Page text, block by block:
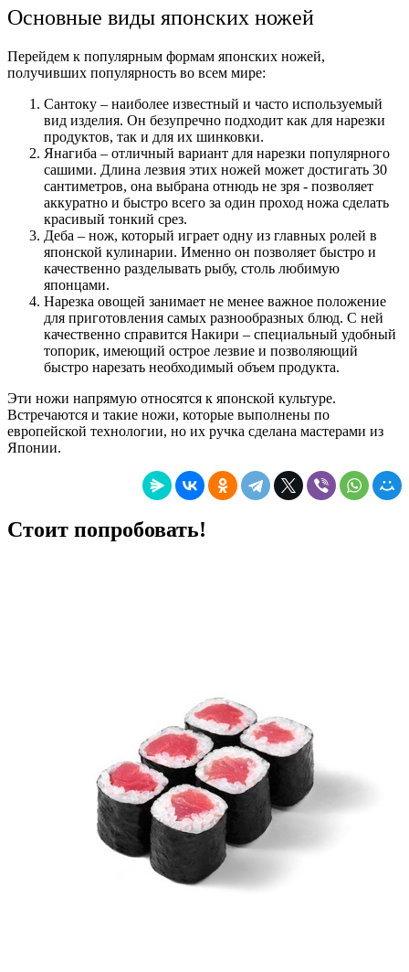
Основные виды японских ножей
Перейдем к популярным формам японских ножей,
получивших популярность во всем мире:
Сантоку – наиболее известный и часто используемый
вид изделия. Он безупречно подходит как для нарезки
продуктов, так и для их шинковки.
Янагиба – отличный вариант для нарезки популярного
сашими. Длина лезвия этих ножей может достигать 30
сантиметров, она выбрана отнюдь не зря - позволяет
аккуратно и быстро всего за один проход ножа сделать
красивый тонкий срез.
Деба – нож, который играет одну из главных ролей в
японской кулинарии. Именно он позволяет быстро и
качественно разделывать рыбу, столь любимую
японцами.
Нарезка овощей занимает не менее важное положение
для приготовления самых разнообразных блюд. С ней
качественно справится Накири – специальный удобный
топорик, имеющий острое лезвие и позволяющий
быстро нарезать необходимый объем продукта.
Эти ножи напрямую относятся к японской культуре.
Встречаются и такие ножи, которые выполнены по
европейской технологии, но их ручка сделана мастерами из
Японии.
Стоит попробовать!